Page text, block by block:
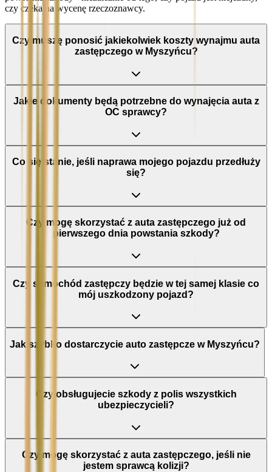
czy czeka na wycenę rzeczoznawcy.
Czy muszę ponosić jakiekolwiek koszty wynajmu auta
zastępczego w Myszyńcu?
Jakie dokumenty będą potrzebne do wynajęcia auta z
OC sprawcy?
Co się stanie, jeśli naprawa mojego pojazdu przedłuży
się?
Czy mogę skorzystać z auta zastępczego już od
pierwszego dnia powstania szkody?
Czy samochód zastępczy będzie w tej samej klasie co
mój uszkodzony pojazd?
Jak szybko dostarczycie auto zastępcze w Myszyńcu?
Czy obsługujecie szkody z polis wszystkich
ubezpieczycieli?
Czy mogę skorzystać z auta zastępczego, jeśli nie
jestem sprawcą kolizji?